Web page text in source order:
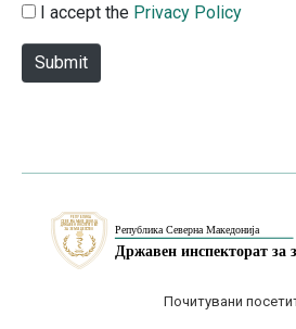
e
I accept the Privacy Policy
Submit
Почитувани